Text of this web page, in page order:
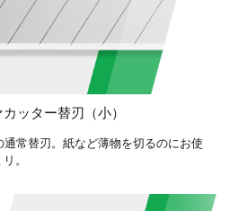
ッター替刃（小）
通常替刃。紙など薄物を切るのにお使
。